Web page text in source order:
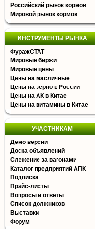
Российский рынок кормов
Мировой рынок кормов
ИНСТРУМЕНТЫ РЫНКА
ФуражСТАТ
Мировые биржи
Мировые цены
Цены на масличные
Цены на зерно в России
Цены на АК в Китае
Цены на витамины в Китае
УЧАСТНИКАМ
Демо версии
Доска объявлений
Слежение за вагонами
Каталог предприятий АПК
Подписка
Прайс-листы
Вопросы и ответы
Список должников
Выставки
Форум